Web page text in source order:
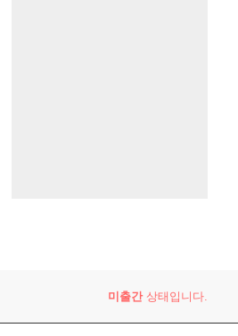
미출간상태입니다.